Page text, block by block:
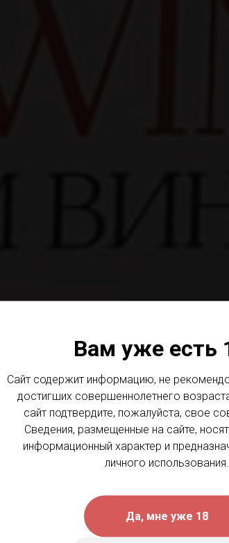
Вам уже есть
Сайт содержит информацию, не
достигших совершеннолетнего
сайт подтвердите, пожалуйста, свое
Сведения, размещенные на сайте,
информационный характер и
личного использования.
Да, мне уже 18
Книга
или
и Вино